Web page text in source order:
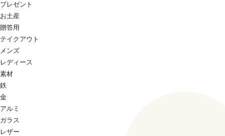
プレゼント
お土産
贈答用
テイクアウト
メンズ
レディース
素材
鉄
金
アルミ
ガラス
レザー